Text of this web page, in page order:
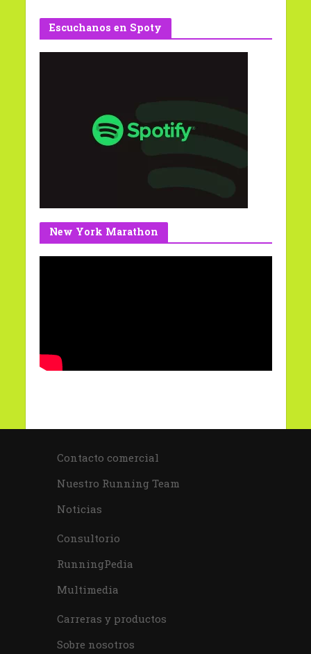
Escuchanos en Spoty
New York Marathon
Contacto comercial
Nuestro Running Team
Noticias
Consultorio
RunningPedia
Multimedia
Carreras y productos
Sobre nosotros